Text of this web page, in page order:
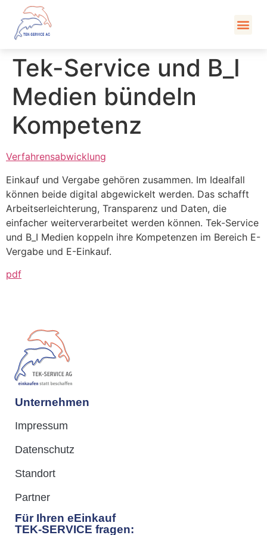
Tek-Service und B_I
Medien bündeln
Kompetenz
Verfahrensabwicklung
Einkauf und Vergabe gehören zusammen. Im Idealfall
können beide digital abgewickelt werden. Das schafft
Arbeitserleichterung, Transparenz und Daten, die
einfacher weiterverarbeitet werden können. Tek-Service
und B_I Medien koppeln ihre Kompetenzen im Bereich E-
Vergabe und E-Einkauf.
pdf
Unternehmen
Impressum
Datenschutz
Standort
Partner
Für Ihren eEinkauf
TEK-SERVICE fragen: